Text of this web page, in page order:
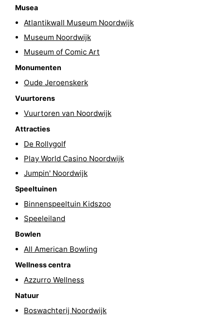
Speeltuinen
Binnenspeeltuinen
Experiences
Wellness
centra
Dorpen
Steden
Sporten
Zwembaden
Wandelen
Paardrijden
Golfbanen
Surfen
Eten
drinken
Praktisch
Musea
Atlantikwall Museum Noordwijk
Museum Noordwijk
Museum of Comic Art
Monumenten
Oude Jeroenskerk
Vuurtorens
Vuurtoren van Noordwijk
Attracties
De Rollygolf
Play World Casino Noordwijk
Jumpin' Noordwijk
Speeltuinen
Binnenspeeltuin Kidszoo
Speeleiland
Bowlen
All American Bowling
Wellness centra
Azzurro Wellness
Natuur
Boswachterij Noordwijk